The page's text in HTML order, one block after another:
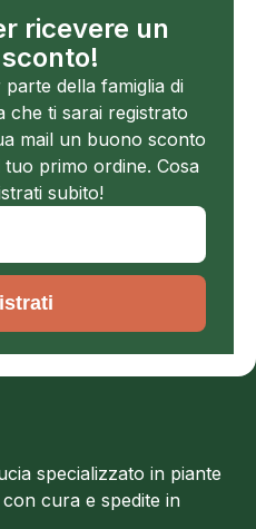
ricevere un
della famiglia di
che ti sarai registrato
mail un buono sconto
primo ordine. Cosa
subito!
specializzato in piante
cura e spedite in